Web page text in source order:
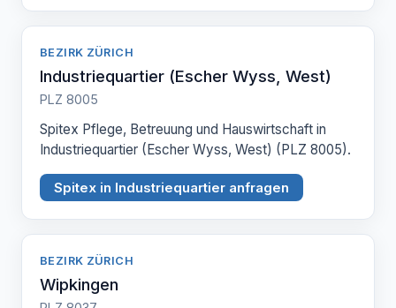
BEZIRK ZÜRICH
Industriequartier (Escher Wyss, West)
PLZ 8005
Spitex Pflege, Betreuung und Hauswirtschaft in
Industriequartier (Escher Wyss, West) (PLZ 8005).
Spitex in Industriequartier anfragen
BEZIRK ZÜRICH
Wipkingen